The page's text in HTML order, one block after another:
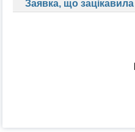
Заявка, що зацікавила